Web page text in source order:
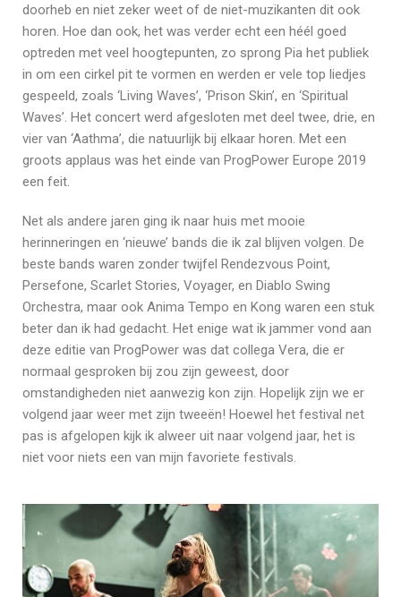
doorheb en niet zeker weet of de niet-muzikanten dit ook
horen. Hoe dan ook, het was verder echt een héél goed
optreden met veel hoogtepunten, zo sprong Pia het publiek
in om een cirkel pit te vormen en werden er vele top liedjes
gespeeld, zoals ‘Living Waves’, ‘Prison Skin’, en ‘Spiritual
Waves’. Het concert werd afgesloten met deel twee, drie, en
vier van ‘Aathma’, die natuurlijk bij elkaar horen. Met een
groots applaus was het einde van ProgPower Europe 2019
een feit.
Net als andere jaren ging ik naar huis met mooie
herinneringen en ‘nieuwe’ bands die ik zal blijven volgen. De
beste bands waren zonder twijfel Rendezvous Point,
Persefone, Scarlet Stories, Voyager, en Diablo Swing
Orchestra, maar ook Anima Tempo en Kong waren een stuk
beter dan ik had gedacht. Het enige wat ik jammer vond aan
deze editie van ProgPower was dat collega Vera, die er
normaal gesproken bij zou zijn geweest, door
omstandigheden niet aanwezig kon zijn. Hopelijk zijn we er
volgend jaar weer met zijn tweeën! Hoewel het festival net
pas is afgelopen kijk ik alweer uit naar volgend jaar, het is
niet voor niets een van mijn favoriete festivals.